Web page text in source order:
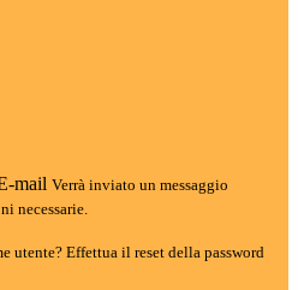
mail Verrà inviato un messaggio
necessarie.
utente? Effettua il reset della password